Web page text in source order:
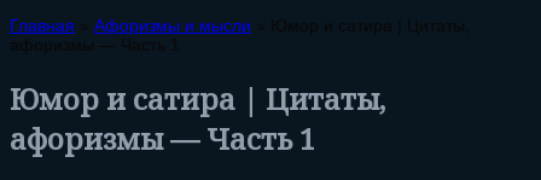
Главная » Афоризмы и мысли »
Юмор и сатира | Цитаты,
афоризмы — Часть 1
Юмор и сатира | Цитаты,
афоризмы — Часть 1